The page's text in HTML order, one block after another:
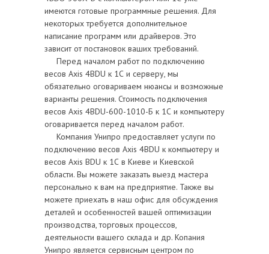
имеются готовые программные решения. Для
некоторых требуется дополнительное
написание программ или драйверов. Это
зависит от постановок ваших требований.
Перед началом работ по подключению
весов Axis 4BDU к 1С и серверу, мы
обязательно оговариваем нюансы и возможные
варианты решения. Стоимость подключения
весов Axis 4BDU-600-1010-Б к 1С и компьютеру
оговаривается перед началом работ.
Компания Унипро предоставляет услуги по
подключению весов Axis 4BDU к компьютеру и
весов Axis BDU к 1С в Киеве и Киевской
области. Вы можете заказать выезд мастера
персонально к вам на предприятие. Также вы
можете приехать в наш офис для обсуждения
деталей и особенностей вашей оптимизации
производства, торговых процессов,
деятельности вашего склада и др. Копания
Унипро является сервисным центром по